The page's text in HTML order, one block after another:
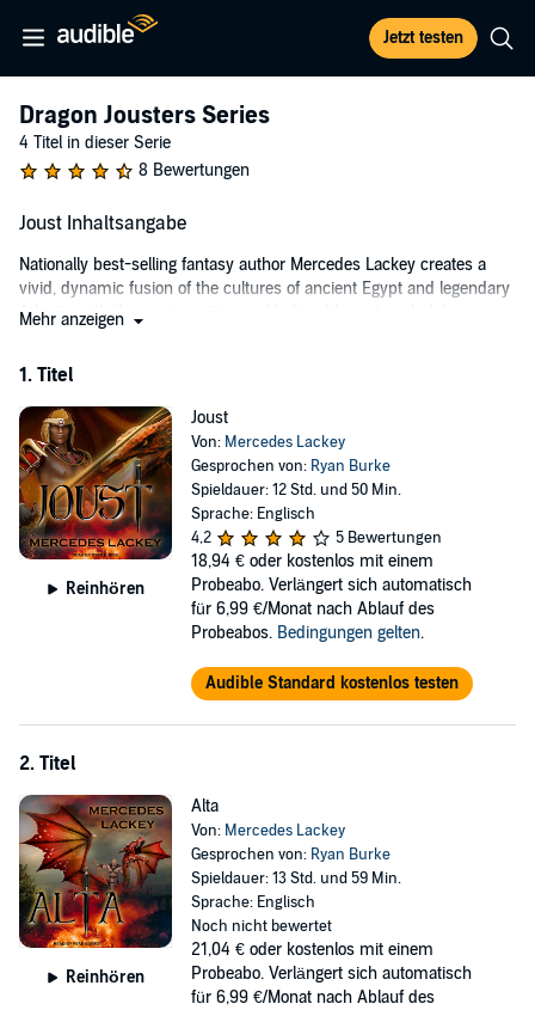
Jetzt testen
Dragon Jousters Series
4 Titel in dieser Serie
8 Bewertungen
Joust Inhaltsangabe
Nationally best-selling fantasy author Mercedes Lackey creates a
vivid, dynamic fusion of the cultures of ancient Egypt and legendary
Atlantis with the most exciting and believable portrayal of dragons
The first audiobook in this thrilling new series introduces us to a
warriors who can actually ride a flying dragon. And so, in secret, he
begins to raise his own dragon....
©2003 Mercedes R. Lackey (P)2019 Tantor
Mehr anzeigen
1. Titel
Reinhören
Joust
Von: Mercedes Lackey
Gesprochen von: Ryan Burke
Spieldauer: 12 Std. und 50 Min.
Sprache: Englisch
4,2
5 Bewertungen
18,94 € oder kostenlos mit einem
Probeabo. Verlängert sich automatisch
für 6,99 €/Monat nach Ablauf des
Probeabos. Bedingungen gelten.
Audible Standard kostenlos testen
2. Titel
Reinhören
Alta
Von: Mercedes Lackey
Gesprochen von: Ryan Burke
Spieldauer: 13 Std. und 59 Min.
Sprache: Englisch
Noch nicht bewertet
21,04 € oder kostenlos mit einem
Probeabo. Verlängert sich automatisch
für 6,99 €/Monat nach Ablauf des